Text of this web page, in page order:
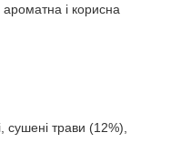
і корисна
сушені трави (12%),